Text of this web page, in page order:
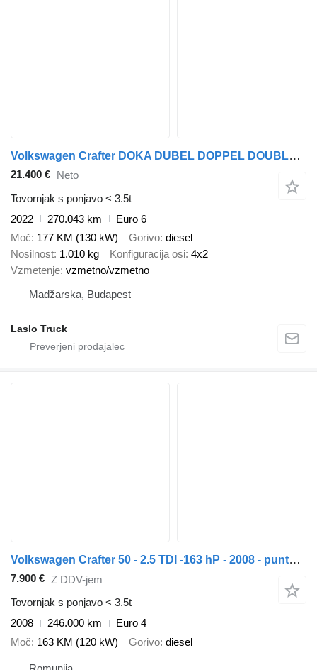
Volkswagen Crafter DOKA DUBEL DOPPEL DOUBLE CABIN TILT 6 SITZE
21.400 € Neto
Tovornjak s ponjavo < 3.5t
2022
270.043 km
Euro 6
Moč 177 KM (130 kW) Gorivo diesel
Nosilnost 1.010 kg Konfiguracija osi 4x2
Vzmetenje vzmetno/vzmetno
Madžarska, Budapest
Laslo Truck
Volkswagen Crafter 50 - 2.5 TDI -163 hP - 2008 - punte dubla
7.900 € Z DDV-jem
Tovornjak s ponjavo < 3.5t
2008
246.000 km
Euro 4
Moč 163 KM (120 kW) Gorivo diesel